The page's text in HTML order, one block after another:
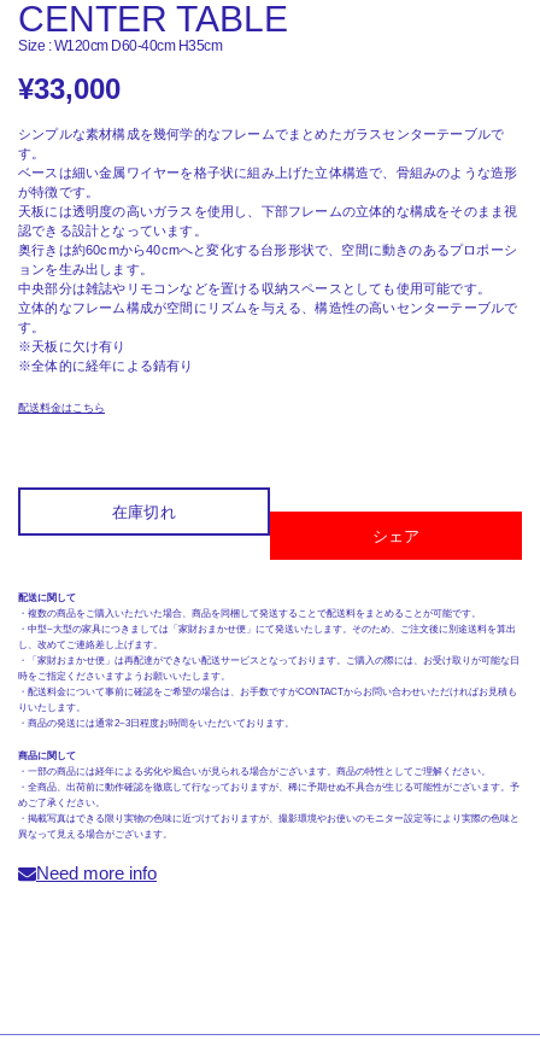
CENTER TABLE
Size : W120cm D60-40cm H35cm
¥33,000
シンプルな素材構成を幾何学的なフレームでまとめたガラスセンターテーブルで
す。
ベースは細い金属ワイヤーを格子状に組み上げた立体構造で、骨組みのような造形
が特徴です。
天板には透明度の高いガラスを使用し、下部フレームの立体的な構成をそのまま視
認できる設計となっています。
奥行きは約60cmから40cmへと変化する台形形状で、空間に動きのあるプロポーシ
ョンを生み出します。
中央部分は雑誌やリモコンなどを置ける収納スペースとしても使用可能です。
立体的なフレーム構成が空間にリズムを与える、構造性の高いセンターテーブルで
す。
※天板に欠け有り
※全体的に経年による錆有り
配送料金はこちら
シェア
在庫切れ
配送に関して
・複数の商品をご購入いただいた場合、商品を同梱して発送することで配送料をまとめることが可能です。
・中型~大型の家具につきましては「家財おまかせ便」にて発送いたします。そのため、ご注文後に別途送料を算出
し、改めてご連絡差し上げます。
・「家財おまかせ便」は再配達ができない配送サービスとなっております。ご購入の際には、お受け取りが可能な日
時をご指定くださいますようお願いいたします。
・配送料金について事前に確認をご希望の場合は、お手数ですがCONTACTからお問い合わせいただければお見積も
りいたします。
・商品の発送には通常2~3日程度お時間をいただいております。
商品に関して
・一部の商品には経年による劣化や風合いが見られる場合がございます。商品の特性としてご理解ください。
・全商品、出荷前に動作確認を徹底して行なっておりますが、稀に予期せぬ不具合が生じる可能性がございます。予
めご了承ください。
・掲載写真はできる限り実物の色味に近づけておりますが、撮影環境やお使いのモニター設定等により実際の色味と
異なって見える場合がございます。
Need more info